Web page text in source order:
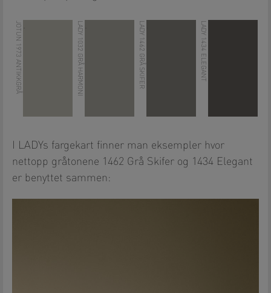
JOTUN 1973 ANTIKKGRÅ LADY 1032 GRÅ HARMONI LADY 1462 GRÅ SKIFER LADY 1434 ELEGANT
I LADYs fargekart finner man eksempler hvor
nettopp gråtonene 1462 Grå Skifer og 1434 Elegant
er benyttet sammen: